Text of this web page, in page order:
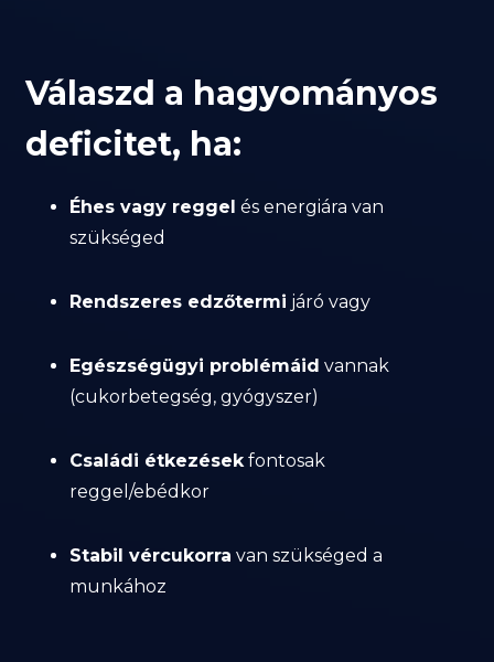
Válaszd a hagyományos
deficitet, ha:
Éhes vagy reggel és energiára van
szükséged
Rendszeres edzőtermi járó vagy
Egészségügyi problémáid vannak
(cukorbetegség, gyógyszer)
Családi étkezésekfontosak
reggel/ebédkor
Stabil vércukorra van szükséged a
munkához